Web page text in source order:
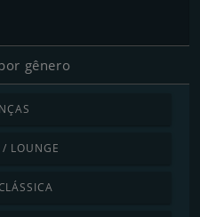
gênero
LOUNGE